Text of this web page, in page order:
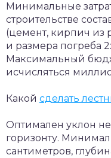
Минимальные
строительстве
(цемент, кирпич из
и размера погреба
Максимальный
исчисляться
Какой сделать
Оптимален уклон
горизонту.
сантиметров,